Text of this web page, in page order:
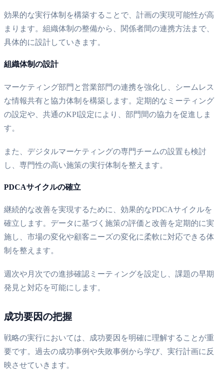
効果的な実行体制を構築することで、計画の実現可能性が高
まります。組織体制の整備から、関係者間の連携方法まで、
具体的に設計していきます。
組織体制の設計
マーケティング部門と営業部門の連携を強化し、シームレス
な情報共有と協力体制を構築します。定期的なミーティング
の設定や、共通のKPI設定により、部門間の協力を促進しま
す。
また、デジタルマーケティングの専門チームの設置も検討
し、専門性の高い施策の実行体制を整えます。
PDCAサイクルの確立
継続的な改善を実現するために、効果的なPDCAサイクルを
確立します。データに基づく施策の評価と改善を定期的に実
施し、市場の変化や顧客ニーズの変化に柔軟に対応できる体
制を整えます。
週次や月次での進捗確認ミーティングを設定し、課題の早期
発見と対応を可能にします。
成功要因の把握
戦略の実行においては、成功要因を明確に理解することが重
要です。過去の成功事例や失敗事例から学び、実行計画に反
映させていきます。